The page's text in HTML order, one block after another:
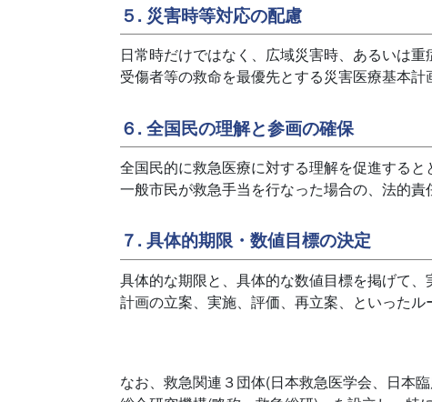
５. 災害時等対応の配慮
日常時だけではなく、広域災害時、あるいは
受傷者等の救命を最優先とする災害医療基本
６. 全国民の理解と参画の確保
全国民的に救急医療に対する理解を促進する
一般市民が救急手当を行なった場合の、法的
７. 具体的期限・数値目標の決定
具体的な期限と、具体的な数値目標を掲げて、
計画の立案、実施、評価、再立案、といったル
なお、救急関連３団体(日本救急医学会、日本